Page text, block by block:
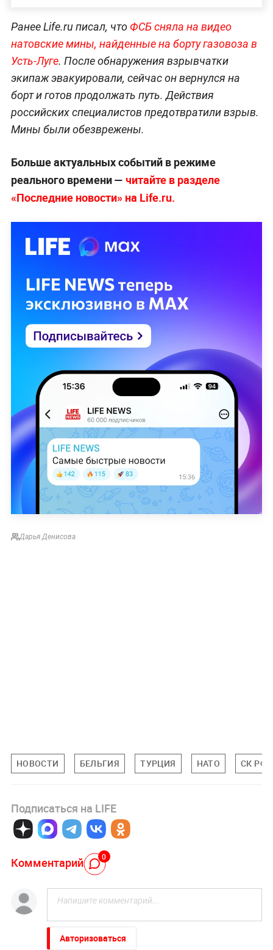
Ранее Life.ru писал, чтоФСБ сняла на видео
натовские мины, найденные на борту газовоза в
Усть-Луге. После обнаружения взрывчатки
экипаж эвакуировали, сейчас он вернулся на
борт и готов продолжать путь. Действия
российских специалистов предотвратили взрыв.
Мины были обезврежены.
Больше актуальных событий в режиме
реального времени — читайте в разделе
«Последние новости» на Life.ru.
Дарья Денисова
НОВОСТИ БЕЛЬГИЯ ТУРЦИЯ НАТО СК РФ
Подписаться на LIFE
Комментарий 0
Авторизоваться